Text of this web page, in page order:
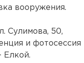
вооружения.
Сулимова, 50,
и фотосессия
Елкой.